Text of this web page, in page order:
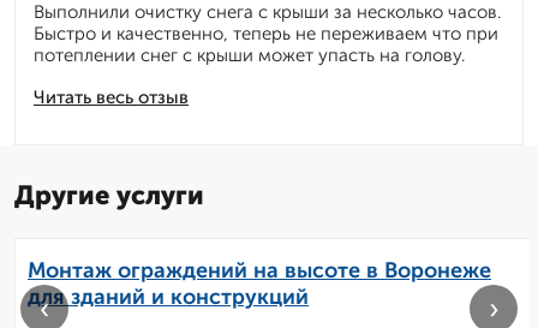
Читать весь отзыв
Выполнили очистку снега с крыши за несколько часов.
Быстро и качественно, теперь не переживаем что при
потеплении снег с крыши может упасть на голову.
Другие услуги
Монтаж ограждений на высоте в Воронеже
для зданий и конструкций
‹ ›